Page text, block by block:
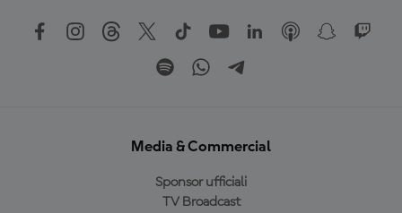
Media & Commercial
Sponsor ufficiali
TV Broadcast